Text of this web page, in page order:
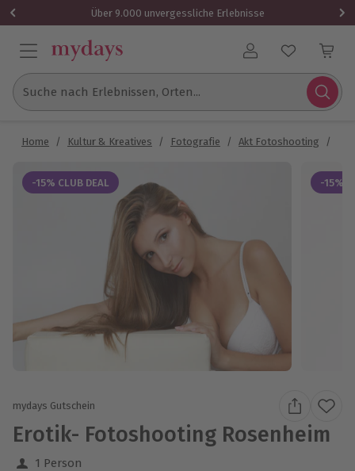
Über 9.000 unvergessliche Erlebnisse
Benutzerkonto
Suche nach Erlebnissen, Orten...
Home / Kultur & Kreatives / Fotografie / Akt Fotoshooting /
-15% CLUB DEAL -15%
mydays Gutschein
Erotik- Fotoshooting Rosenheim
1 Person